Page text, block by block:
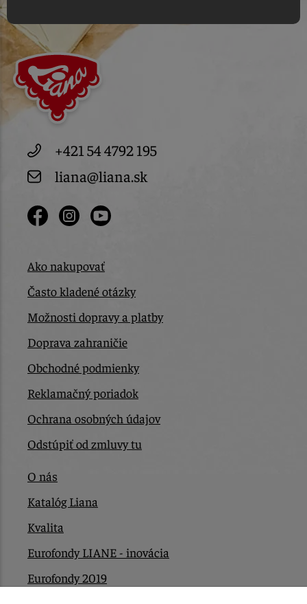
+421 54 4792 195
liana@liana.sk
Ako nakupovať
Často kladené otázky
Možnosti dopravy a platby
Doprava zahraničie
Obchodné podmienky
Reklamačný poriadok
Ochrana osobných údajov
Odstúpiť od zmluvy tu
O nás
Katalóg Liana
Kvalita
Eurofondy LIANE - inovácia
Eurofondy 2019